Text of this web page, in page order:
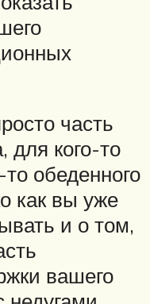
часть
для кого-то
то обеденного
как вы уже
и о том,
вашего